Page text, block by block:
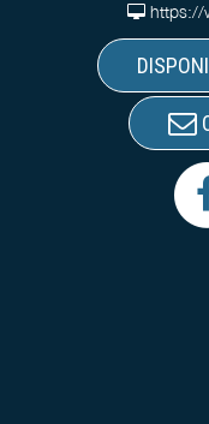
https://